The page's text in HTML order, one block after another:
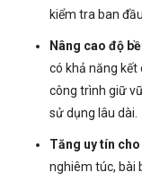
kiểm tra ban đầu.
Nâng cao độ
có khả năng
công trình giữ
sử dụng lâu dài.
Tăng uy tín
nghiêm túc, bài